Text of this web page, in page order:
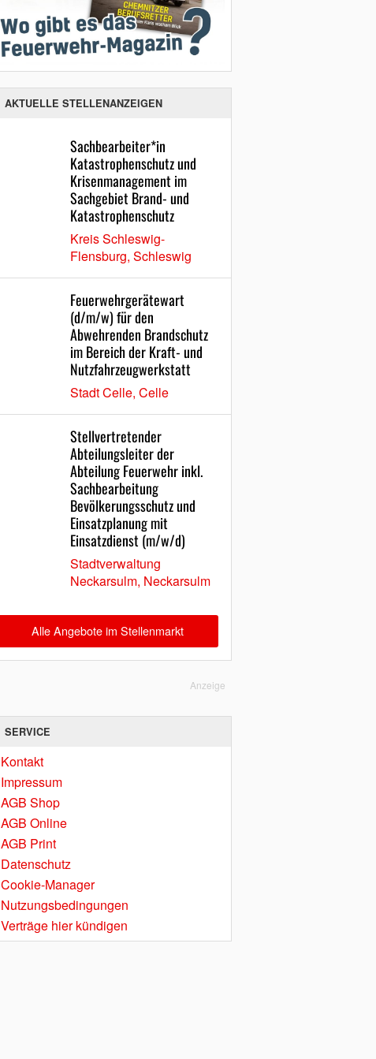
AKTUELLE STELLENANZEIGEN
Sachbearbeiter*in
Katastrophenschutz und
Krisenmanagement im
Sachgebiet Brand- und
Katastrophenschutz
Kreis Schleswig-
Flensburg, Schleswig
Feuerwehrgerätewart
(d/m/w) für den
Abwehrenden Brandschutz
im Bereich der Kraft- und
Nutzfahrzeugwerkstatt
Stadt Celle, Celle
Stellvertretender
Abteilungsleiter der
Abteilung Feuerwehr inkl.
Sachbearbeitung
Bevölkerungsschutz und
Einsatzplanung mit
Einsatzdienst (m/w/d)
Stadtverwaltung
Neckarsulm, Neckarsulm
Alle Angebote im Stellenmarkt
Anzeige
SERVICE
Kontakt
Impressum
AGB Shop
AGB Online
AGB Print
Datenschutz
Cookie-Manager
Nutzungsbedingungen
Verträge hier kündigen